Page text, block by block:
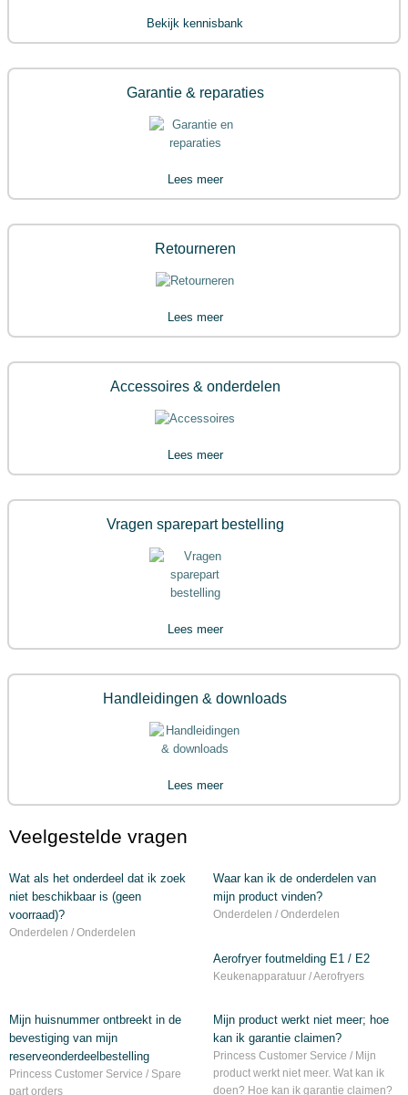
Bekijk kennisbank
Garantie & reparaties
Lees meer
Retourneren
Lees meer
Accessoires & onderdelen
Lees meer
Vragen sparepart bestelling
Lees meer
Handleidingen & downloads
Lees meer
Veelgestelde vragen
Wat als het onderdeel dat ik zoek
niet beschikbaar is (geen
voorraad)?
Onderdelen / Onderdelen
Waar kan ik de onderdelen van
mijn product vinden?
Onderdelen / Onderdelen
Aerofryer foutmelding E1 / E2
Keukenapparatuur / Aerofryers
Mijn huisnummer ontbreekt in de
bevestiging van mijn
reserveonderdeelbestelling
Princess Customer Service / Spare
part orders
Mijn product werkt niet meer; hoe
kan ik garantie claimen?
Princess Customer Service / Mijn
product werkt niet meer. Wat kan ik
doen? Hoe kan ik garantie claimen?